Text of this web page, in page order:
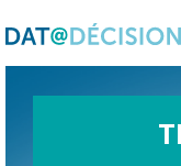
Panneau de gestion